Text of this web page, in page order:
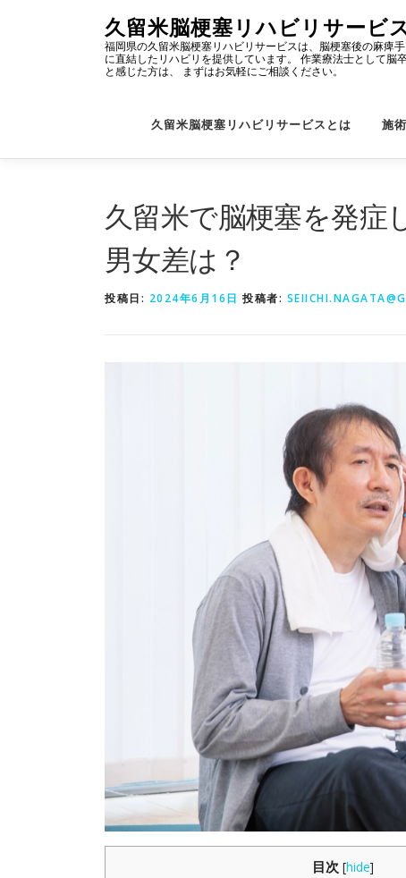
ス
久留米脳梗塞リハビリサービ
福岡県の久留米脳梗塞リハビリサービスは、脳梗塞後の麻痺
に直結したリハビリを提供しています。 作業療法士として
と感じた方は、 まずはお気軽にご相談ください。
久留米脳梗塞リハビリサービスとは 施
久留米で脳梗塞を発症
男女差は？
投稿日: 2024年6月16日 投稿者:
目次 [hide]